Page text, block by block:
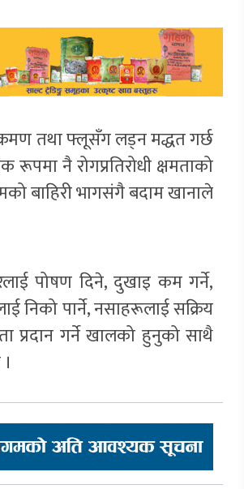
तथा फ्लूसँग लड्न मद्धत गर्छ
रूपमा नै रोगप्रतिरोधी क्षमताको
बाहिरी भागसंगै बदाम खानाले
पोषण दिने, दुखाइ कम गर्ने,
निको पार्ने, नसाहरूलाई सक्रिय
प्रदान गर्ने खालको हुनुको साथै